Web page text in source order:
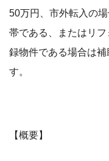
50万円、市外転入の
帯である、またはリ
録物件である場合は
す。
【概要】